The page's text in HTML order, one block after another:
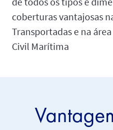
coberturas vantajosas
Transportadas e na
Civil Marítima